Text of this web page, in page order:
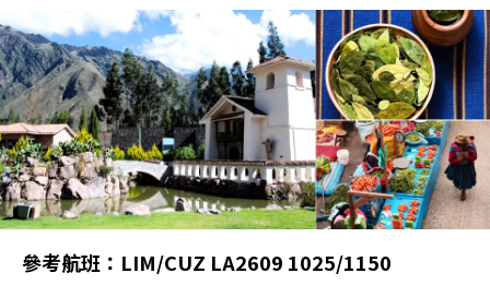
參考航班：LIM/CUZ LA2609 1025/1150